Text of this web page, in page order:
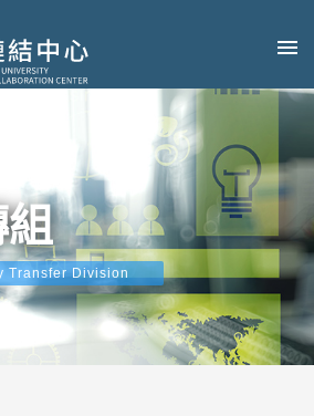
Transfer Division